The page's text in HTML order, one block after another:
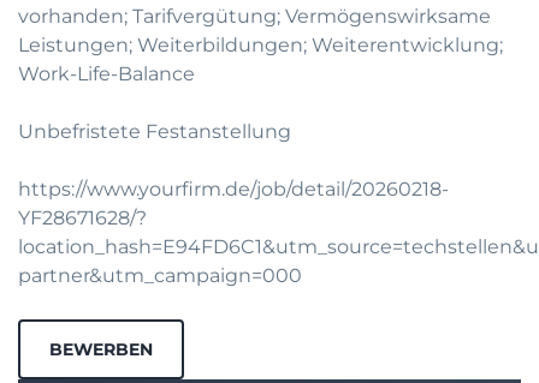
vorhanden; Tarifvergütung; Vermögenswirksame
Leistungen; Weiterbildungen; Weiterentwicklung;
Work-Life-Balance
Unbefristete Festanstellung
https://www.yourfirm.de/job/detail/20260218-
YF28671628/?
partner&utm_campaign=000
BEWERBEN